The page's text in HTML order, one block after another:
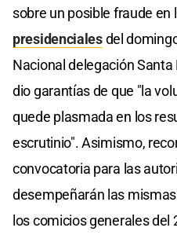
sobre un posible fraude en
presidencialesdel
Nacional delegación
dio garantías de que "la
quede plasmada en los
escrutinio". Asimismo,
convocatoria para las
desempeñarán las
los comicios generales del